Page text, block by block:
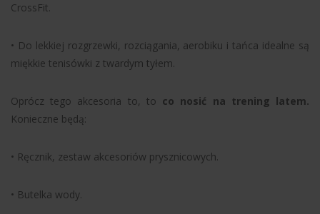
CrossFit.
• Do lekkiej rozgrzewki, rozciągania, aerobiku i tańca idealne są
miękkie tenisówki z twardym tyłem.
Oprócz tego akcesoria to, to co nosić na trening latem.
Konieczne będą:
• Ręcznik, zestaw akcesoriów prysznicowych.
• Butelka wody.